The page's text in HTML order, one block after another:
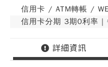
信用卡 / ATM轉帳 /
信用卡分期 3期0利率 |
詳細資訊